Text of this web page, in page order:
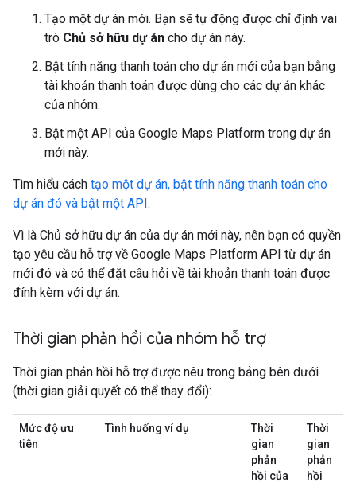
Tạo một dự án mới. Bạn sẽ tự động được chỉ định vai
trò Chủ sở hữu dự án cho dự án này.
Bật tính năng thanh toán cho dự án mới của bạn bằng
tài khoản thanh toán được dùng cho các dự án khác
của nhóm.
Bật một API của Google Maps Platform trong dự án
mới này.
Tìm hiểu cách tạo một dự án, bật tính năng thanh toán cho
dự án đó và bật một API.
Vì là Chủ sở hữu dự án của dự án mới này, nên bạn có quyền
tạo yêu cầu hỗ trợ về Google Maps Platform API từ dự án
mới đó và có thể đặt câu hỏi về tài khoản thanh toán được
đính kèm với dự án.
Thời gian phản hồi của nhóm hỗ trợ
Thời gian phản hồi hỗ trợ được nêu trong bảng bên dưới
(thời gian giải quyết có thể thay đổi):
Mức độ ưu
tiên
Tình huống ví dụ
Thời
gian
phản
hồi của
Thời
gian
phản
hồi